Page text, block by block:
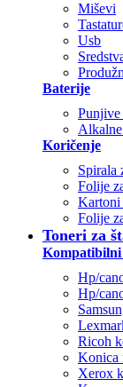
Miševi
Usb
Baterije
Punjive
Koričenje
Spirala
Folije
Kartoni
Folije
Toneri za
Hp/
Hp/
Ricoh
Konica
Xerox